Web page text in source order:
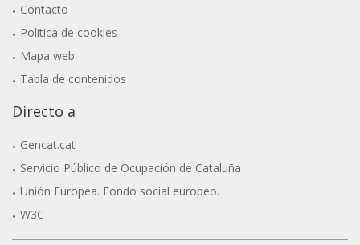
Contacto
Politica de cookies
Mapa web
Tabla de contenidos
Directo a
Gencat.cat
Servicio Público de Ocupación de Cataluña
Unión Europea. Fondo social europeo.
W3C